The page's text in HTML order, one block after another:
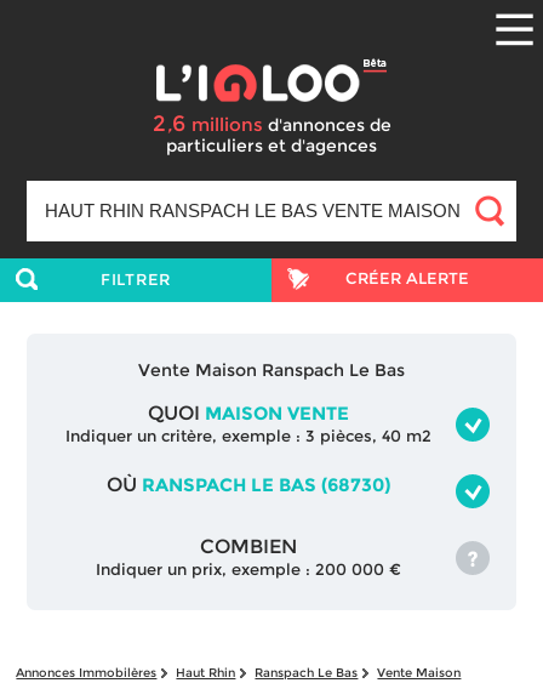
2,6 millions d'annonces de
particuliers et d'agences
FILTRER CRÉER ALERTE
Vente Maison Ranspach Le Bas
QUOI MAISON VENTE
Indiquer un critère, exemple : 3 pièces, 40 m2
OÙ RANSPACH LE BAS (68730)
COMBIEN
Indiquer un prix, exemple : 200 000 €
Annonces Immobilères Haut Rhin Ranspach Le Bas Vente Maison